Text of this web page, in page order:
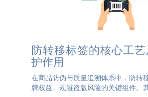
防转移标签的核心工
护作用
在商品防伪与质量追溯体系中，防转
牌权益、规避盗版风险的关键组件。